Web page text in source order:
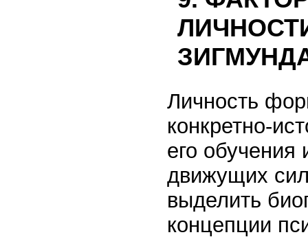
Личность
конкретно-
его обучения
движущих
выделить
концепции